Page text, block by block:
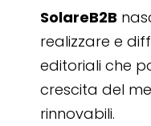
SolareB2B
realizzare e
editoriali che
crescita del
rinnovabili.